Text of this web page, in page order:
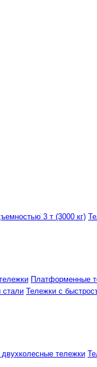
3 т (3000 кг)
Платформенные
Тележки с
тележки